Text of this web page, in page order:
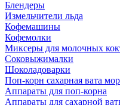
Блендеры
Измельчители льда
Кофемашины
Кофемолки
Миксеры для молочных
Соковыжималки
Шоколадоварки
Поп-корн сахарная вата
Аппараты для поп-корна
Аппараты для сахарной